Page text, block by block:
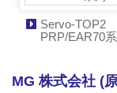
Servo-TOP2
PRP/EAR70系
MG 株式会社 (